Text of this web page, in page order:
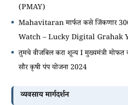
(PMAY)
Mahavitaran मार्फत कसे जिंकणार
Watch – Lucky Digital Grahak
तुमचे वीजबिल करा शून्य I मुख्यमंत्री
सौर कृषी पंप योजना 2024
व्यवसाय मार्गदर्शन